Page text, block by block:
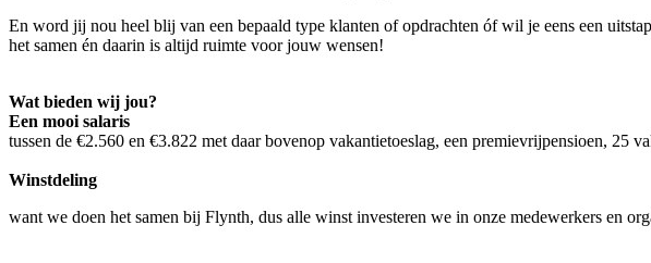
En word jij nou heel blij van een bepaald type klanten of opdrachten óf wil je eens een
het samen én daarin is altijd ruimte voor jouw wensen!
Wat bieden wij jou?
Een mooi salaris
tussen de €2.560 en €3.822 met daar bovenop vakantietoeslag, een premievrijpensioen, 25
Winstdeling
want we doen het samen bij Flynth, dus alle winst investeren we in onze medewerkers en